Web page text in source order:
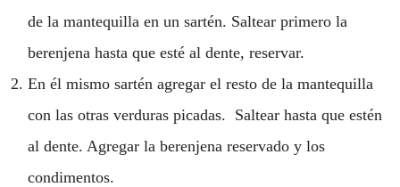
de la mantequilla en un sartén. Saltear primero la
berenjena hasta que esté al dente, reservar.
En él mismo sartén agregar el resto de la mantequilla
con las otras verduras picadas. Saltear hasta que estén
al dente. Agregar la berenjena reservado y los
condimentos.